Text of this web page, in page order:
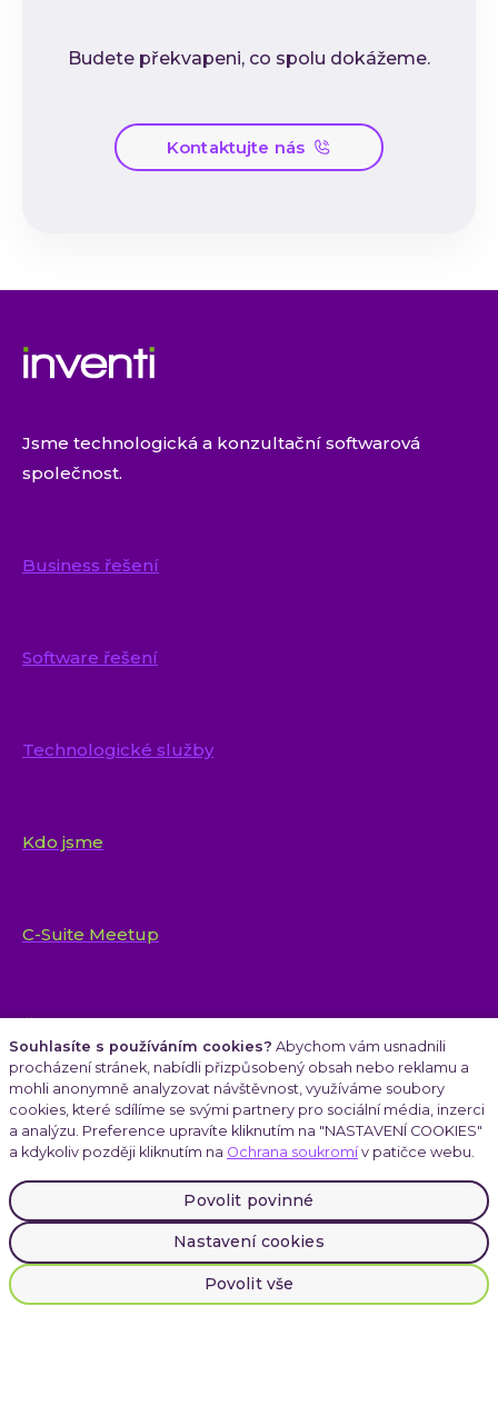
Budete překvapeni, co spolu dokážeme.
Kontaktujte nás
Jsme technologická a konzultační softwarová
společnost.
Business řešení
Software řešení
Technologické služby
Kdo jsme
C-Suite Meetup
Kariéra
Facebook
Souhlasíte s používáním cookies? Abychom vám usnadnili
procházení stránek, nabídli přizpůsobený obsah nebo reklamu a
mohli anonymně analyzovat návštěvnost, využíváme soubory
cookies, které sdílíme se svými partnery pro sociální média, inzerci
a analýzu. Preference upravíte kliknutím na "NASTAVENÍ COOKIES"
a kdykoliv později kliknutím na Ochrana soukromív patičce webu.
Povolit povinné
Nastavení cookies
Povolit vše